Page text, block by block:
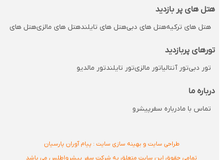
هتل های پر بازدید
هتل های ترکیههتل های دبیهتل های تایلندهتل های مالزیهتل های
تورهای پربازدید
تور دبیتور آنتالیاتور مالزیتور تایلندتور مالدیو
درباره ما
تماس با مادرباره سفرپیشرو
طراحی سایت و بهینه سازی سایت : پیام آوران پارسیان
تمامی حقوق این سایت متعلق به شرکت سفر پیشرواطلس می باشد